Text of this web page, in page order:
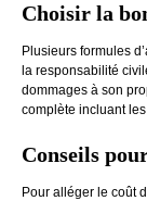
Choisir la
Plusieurs formules
la responsabilité
dommages à son
complète incluant
Conseils
Pour alléger le coût